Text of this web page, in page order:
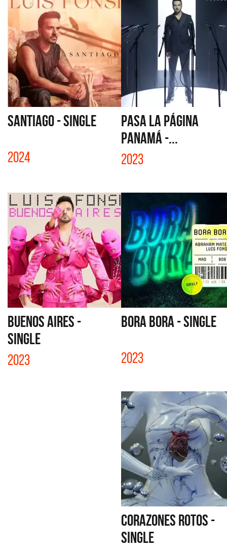
SANTIAGO - SINGLE
2024
PASA LA PÁGINA
PANAMÁ -...
2023
BUENOS AIRES -
SINGLE
2023
BORA BORA - SINGLE
2023
CORAZONES ROTOS -
SINGLE